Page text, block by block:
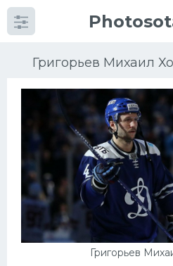
Григорьев Михаил
Григорьев
КатегорииФото
Еще картинки...
Футбол